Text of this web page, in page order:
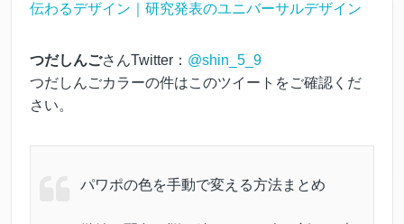
伝わるデザイン｜研究発表のユニバーサルデザイン
つだしんごさんTwitter： @shin_5_9
つだしんごカラーの件はこのツイートをご確認くだ
さい。
パワポの色を手動で変える方法まとめ